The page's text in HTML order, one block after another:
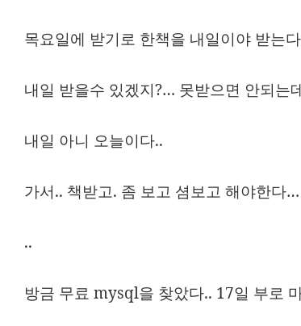
목요일에 받기로 한책을 내일이야 받는
내일 받을수 있겠지?… 못받으면 안되는
내일 아니 오늘이다..
가서.. 책받고. 좀 보고 셤보고 해야한다…
..
방금 무료 mysql을 찾았다.. 17일 부로